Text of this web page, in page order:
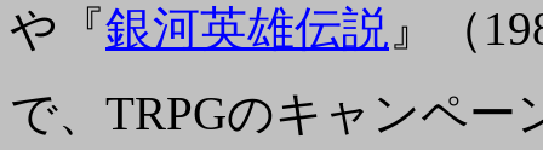
や『銀河英雄伝説 』（
で、TRPGのキャンペ